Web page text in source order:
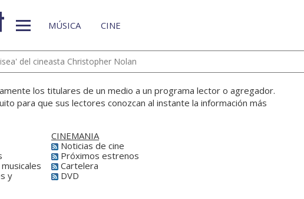
MÚSICA CINE
del cineasta Christopher Nolan
los titulares de un medio a un programa lector o agregador.
para que sus lectores conozcan al instante la información más
y
CINEMANIA
Noticias de cine
Próximos estrenos
Cartelera
DVD